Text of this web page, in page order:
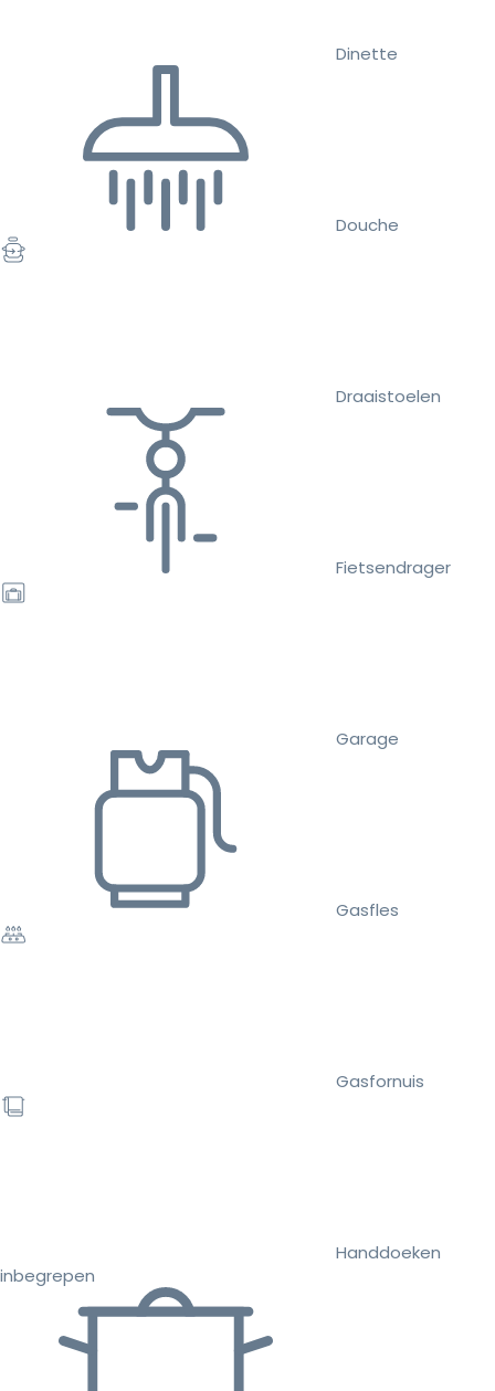
Dinette
Douche
Draaistoelen
Fietsendrager
Garage
Gasfles
Gasfornuis
Handdoeken
inbegrepen